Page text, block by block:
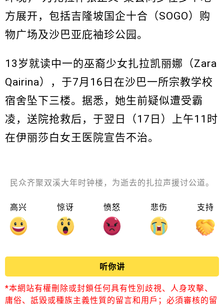
方展开，包括吉隆坡国企十合（SOGO）购
物广场及沙巴亚庇袖珍公园。
13岁就读中一的巫裔少女扎拉凯丽娜（Zara
Qairina），于7月16日在沙巴一所宗教学校
宿舍坠下三楼。据悉，她生前疑似遭受霸
凌，送院抢救后，于翌日（17日）上午11时
在伊丽莎白女王医院宣告不治。
民众齐聚双溪大年时钟楼，为逝去的扎拉声援讨公道。
高兴 惊讶 愤怒 悲伤 支持
听你讲
*本網站有權刪除或封鎖任何具有性別歧視、人身攻擊、
庸俗、詆毀或種族主義性質的留言和用戶；必須審核的留